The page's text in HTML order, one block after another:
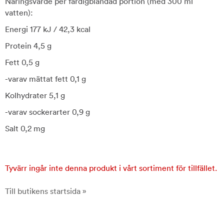
vatten):
Energi 177 kJ / 42,3 kcal
Protein 4,5 g
Fett 0,5 g
-varav mättat fett 0,1 g
Kolhydrater 5,1 g
-varav sockerarter 0,9 g
Salt 0,2 mg
Tyvärr ingår inte denna produkt i vårt sortiment för tillfället.
Till butikens startsida »